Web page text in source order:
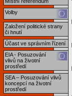
Volby
Založení politické strany
či hnutí
Účast ve správním řízení
EIA - Posuzování
vlivů na životní
prostředí
SEA – Posuzování vlivů
koncepcí na životní
prostředí